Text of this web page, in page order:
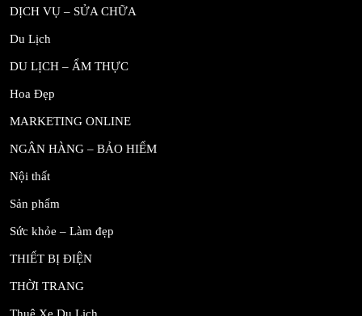
DỊCH VỤ – SỬA CHỮA
Du Lịch
DU LỊCH – ẨM THỰC
Hoa Đẹp
MARKETING ONLINE
NGÂN HÀNG – BẢO HIỂM
Nội thất
Sản phẩm
Sức khỏe – Làm đẹp
THIẾT BỊ ĐIỆN
THỜI TRANG